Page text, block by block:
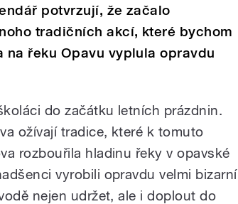
potvrzují, že začalo
tradičních akcí, které bychom
řeku Opavu vyplula opravdu
do začátku letních prázdnin.
ožívají tradice, které k tomuto
rozbouřila hladinu řeky v opavské
vyrobili opravdu velmi bizarní
nejen udržet, ale i doplout do